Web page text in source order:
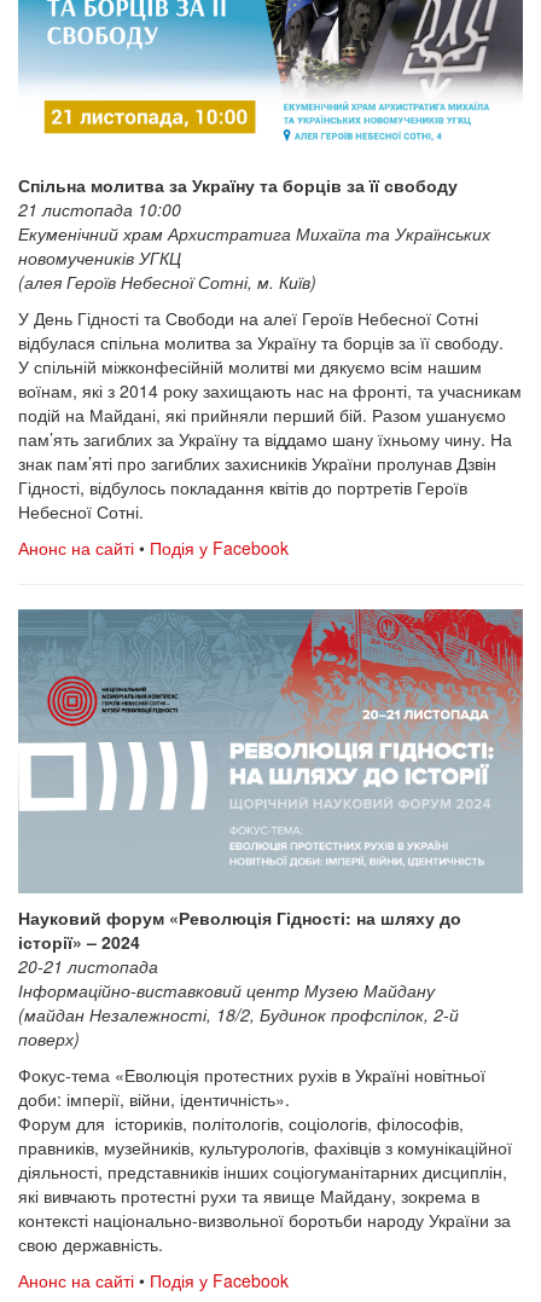
Спільна молитва за Україну та борців за її свободу
21 листопада 10:00
Екуменічний храм Архистратига Михаїла та Українських
новомучеників УГКЦ
(алея Героїв Небесної Сотні, м. Київ)
У День Гідності та Свободи на алеї Героїв Небесної Сотні
відбулася спільна молитва за Україну та борців за її свободу.
У спільній міжконфесійній молитві ми дякуємо всім нашим
воїнам, які з 2014 року захищають нас на фронті, та учасникам
подій на Майдані, які прийняли перший бій. Разом ушануємо
пам’ять загиблих за Україну та віддамо шану їхньому чину. На
знак пам’яті про загиблих захисників України пролунав Дзвін
Гідності, відбулось покладання квітів до портретів Героїв
Небесної Сотні.
Анонс на сайті • Подія у Facebook
Науковий форум «Революція Гідності: на шляху до
історії» – 2024
20-21 листопада
Інформаційно-виставковий центр Музею Майдану
(майдан Незалежності, 18/2, Будинок профспілок, 2-й
поверх)
Фокус-тема «Еволюція протестних рухів в Україні новітньої
доби: імперії, війни, ідентичність».
Форум для істориків, політологів, соціологів, філософів,
правників, музейників, культурологів, фахівців з комунікаційної
діяльності, представників інших соціогуманітарних дисциплін,
які вивчають протестні рухи та явище Майдану, зокрема в
контексті національно-визвольної боротьби народу України за
свою державність.
Анонс на сайті • Подія у Facebook